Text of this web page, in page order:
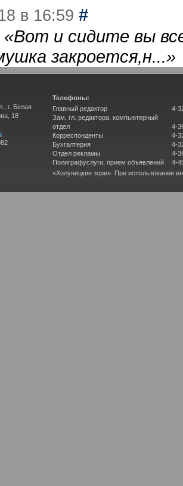
в 16:59 #
«Вот и сидите вы
закроется,н...»
г. Белая
18
Телефоны:
Главный редактор
Зам. гл. редактора, компьютерный
отдел
Корреспонденты
Бухгалтерия
Отдел рекламы
Полиграфуслуги, прием объявлений
4-
4-
4-
4-
4-
4-
«Холуницкие зори». При использовании